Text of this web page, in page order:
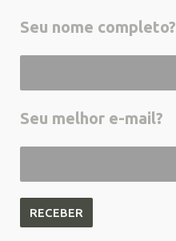
Seu nome completo?
Seu melhor e-mail?